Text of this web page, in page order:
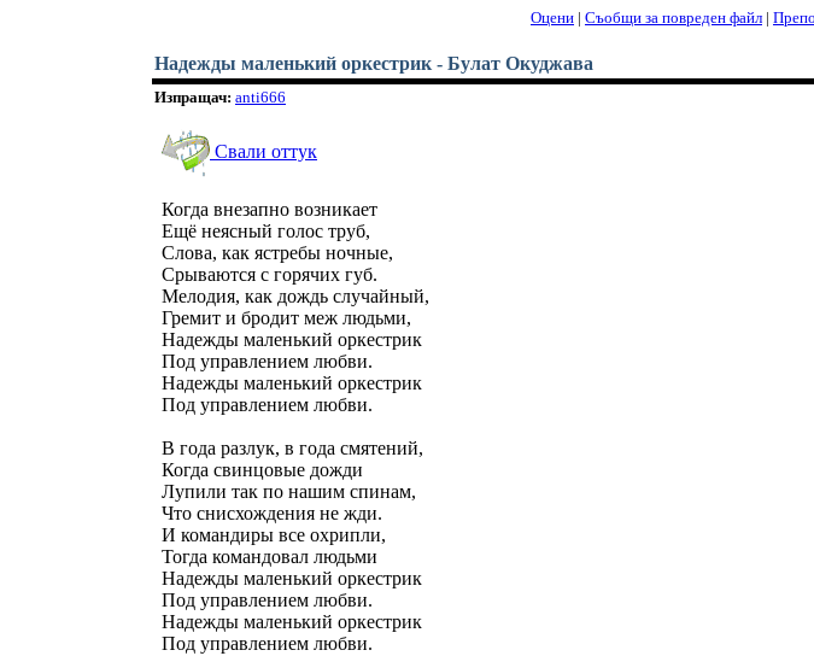
Оцени | Съобщи за повреден файл |
Надежды маленький оркестрик - Булат Окуджава
Изпращач: anti666
Свали оттук
Когда внезапно возникает
Ещё неясный голос труб,
Слова, как ястребы ночные,
Срываются с горячих губ.
Мелодия, как дождь случайный,
Гремит и бродит меж людьми,
Надежды маленький оркестрик
Под управлением любви.
Надежды маленький оркестрик
Под управлением любви.
В года разлук, в года смятений,
Когда свинцовые дожди
Лупили так по нашим спинам,
Что снисхождения не жди.
И командиры все охрипли,
Тогда командовал людьми
Надежды маленький оркестрик
Под управлением любви.
Надежды маленький оркестрик
Под управлением любви.